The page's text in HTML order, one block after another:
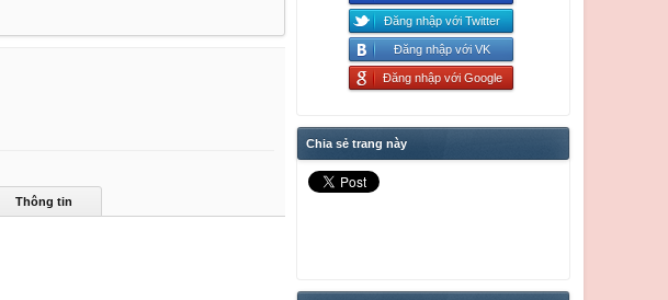
Thông tin
Đăng nhập với Twitter
Đăng nhập với VK
Đăng nhập với Google
Chia sẻ trang này